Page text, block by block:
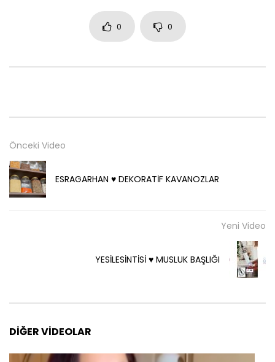
0 0
Önceki Video
ESRAGARHAN ♥️ DEKORATİF KAVANOZLAR
Yeni Video
YESİLESİNTİSİ ♥️ MUSLUK BAŞLIĞI
DIĞER VIDEOLAR